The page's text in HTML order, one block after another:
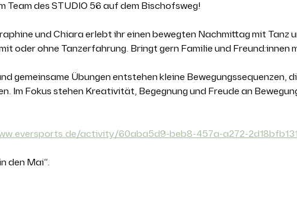
Team des STUDIO 56 auf dem Bischofsweg!
und Chiara erlebt ihr einen bewegten Nachmittag mit Tanz
oder ohne Tanzerfahrung. Bringt gern Familie und Freund:innen
gemeinsame Übungen entstehen kleine Bewegungssequenzen,
Im Fokus stehen Kreativität, Begegnung und Freude an
activity/60aba5d9-beb8-457a-a272-
den Mai“.